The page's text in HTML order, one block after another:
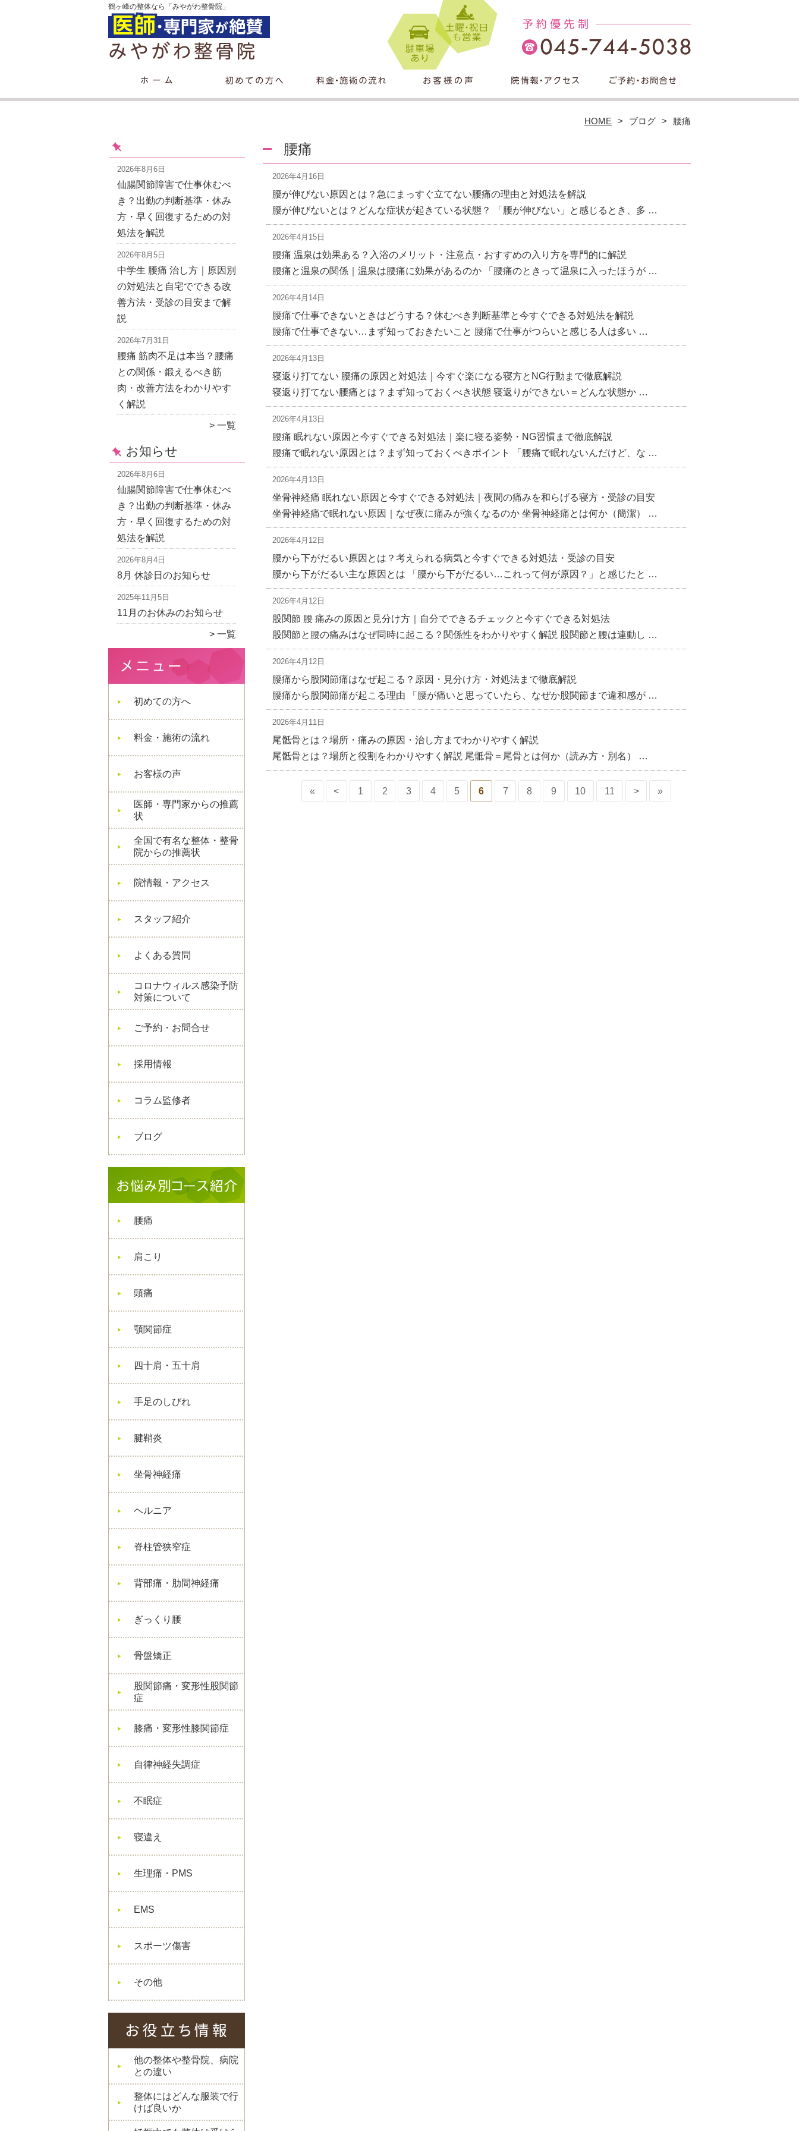
鶴ヶ峰の整体なら「みやがわ整骨院」
HOME ブログ 腰痛
2026年8月6日
仙腸関節障害で仕事休むべ
き？出勤の判断基準・休み
方・早く回復するための対
処法を解説
2026年8月5日
中学生 腰痛 治し方｜原因別
の対処法と自宅でできる改
善方法・受診の目安まで解
説
2026年7月31日
腰痛 筋肉不足は本当？腰痛
との関係・鍛えるべき筋
肉・改善方法をわかりやす
く解説
一覧
お知らせ
2026年8月6日
仙腸関節障害で仕事休むべ
き？出勤の判断基準・休み
方・早く回復するための対
処法を解説
2026年8月4日
8月 休診日のお知らせ
2025年11月5日
11月のお休みのお知らせ
一覧
初めての方へ
料金・施術の流れ
お客様の声
医師・専門家からの推薦
状
全国で有名な整体・整骨
院からの推薦状
院情報・アクセス
スタッフ紹介
よくある質問
コロナウィルス感染予防
対策について
ご予約・お問合せ
採用情報
コラム監修者
ブログ
腰痛
肩こり
頭痛
顎関節症
四十肩・五十肩
手足のしびれ
腱鞘炎
坐骨神経痛
ヘルニア
脊柱管狭窄症
背部痛・肋間神経痛
ぎっくり腰
骨盤矯正
股関節痛・変形性股関節
症
膝痛・変形性膝関節症
自律神経失調症
不眠症
寝違え
生理痛・PMS
EMS
スポーツ傷害
その他
他の整体や整骨院、病院
との違い
整体にはどんな服装で行
けば良いか
腰痛
2026年4月16日
腰が伸びない原因とは？急にまっすぐ立てない腰痛の理由と対処法を解説
腰が伸びないとは？どんな症状が起きている状態？ 「腰が伸びない」と感じるとき、多 …
2026年4月15日
腰痛 温泉は効果ある？入浴のメリット・注意点・おすすめの入り方を専門的に解説
腰痛と温泉の関係｜温泉は腰痛に効果があるのか 「腰痛のときって温泉に入ったほうが …
2026年4月14日
腰痛で仕事できないときはどうする？休むべき判断基準と今すぐできる対処法を解説
腰痛で仕事できない…まず知っておきたいこと 腰痛で仕事がつらいと感じる人は多い …
2026年4月13日
寝返り打てない 腰痛の原因と対処法｜今すぐ楽になる寝方とNG行動まで徹底解説
寝返り打てない腰痛とは？まず知っておくべき状態 寝返りができない＝どんな状態か …
2026年4月13日
腰痛 眠れない原因と今すぐできる対処法｜楽に寝る姿勢・NG習慣まで徹底解説
腰痛で眠れない原因とは？まず知っておくべきポイント 「腰痛で眠れないんだけど、な …
2026年4月13日
坐骨神経痛 眠れない原因と今すぐできる対処法｜夜間の痛みを和らげる寝方・受診の目安
坐骨神経痛で眠れない原因｜なぜ夜に痛みが強くなるのか 坐骨神経痛とは何か（簡潔） …
2026年4月12日
腰から下がだるい原因とは？考えられる病気と今すぐできる対処法・受診の目安
腰から下がだるい主な原因とは 「腰から下がだるい…これって何が原因？」と感じたと …
2026年4月12日
股関節 腰 痛みの原因と見分け方｜自分でできるチェックと今すぐできる対処法
股関節と腰の痛みはなぜ同時に起こる？関係性をわかりやすく解説 股関節と腰は連動し …
2026年4月12日
腰痛から股関節痛はなぜ起こる？原因・見分け方・対処法まで徹底解説
腰痛から股関節痛が起こる理由 「腰が痛いと思っていたら、なぜか股関節まで違和感が …
2026年4月11日
尾骶骨とは？場所・痛みの原因・治し方までわかりやすく解説
尾骶骨とは？場所と役割をわかりやすく解説 尾骶骨＝尾骨とは何か（読み方・別名） …
« < 1 2 3 4 5 6 7 8 9 10 11 > »